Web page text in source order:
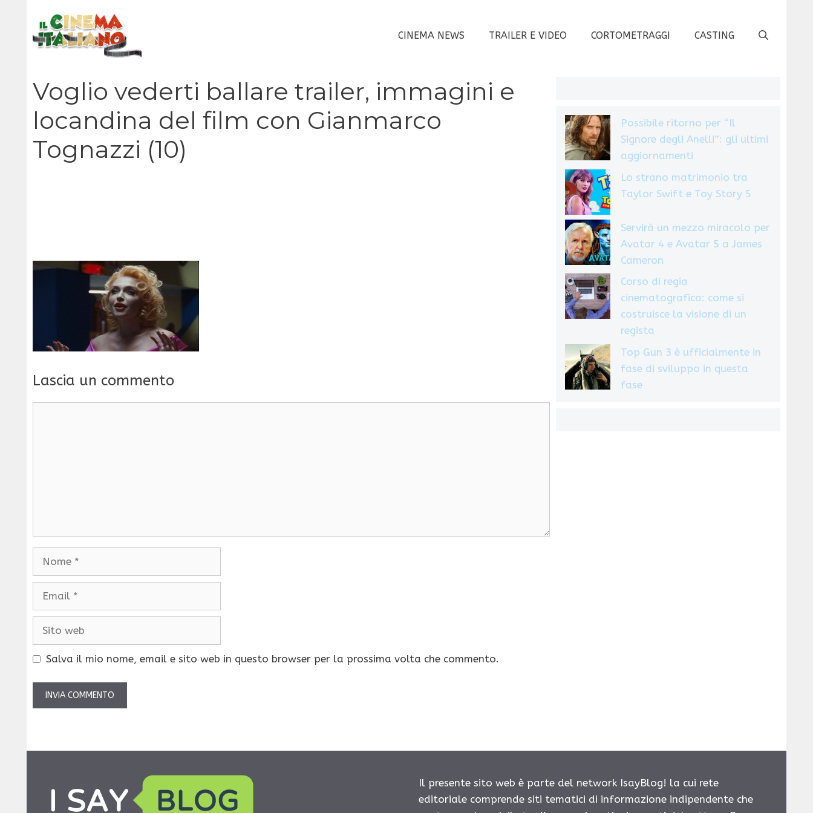
contenuto
CINEMA NEWS TRAILER E VIDEO CORTOMETRAGGI CASTING
Voglio vederti ballare trailer, immagini e
locandina del film con Gianmarco
Tognazzi (10)
Lascia un commento
Salva il mio nome, email e sito web in questo browser per la prossima volta che commento.
Possibile ritorno per “Il
Signore degli Anelli”: gli ultimi
aggiornamenti
Lo strano matrimonio tra
Taylor Swift e Toy Story 5
Servirà un mezzo miracolo per
Avatar 4 e Avatar 5 a James
Cameron
Corso di regia
cinematografica: come si
costruisce la visione di un
regista
Top Gun 3 è ufficialmente in
fase di sviluppo in questa
fase
Il presente sito web è parte del network IsayBlog! la cui rete
editoriale comprende siti tematici di informazione indipendente che